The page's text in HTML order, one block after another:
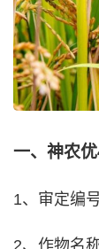
一、神农
1、审定编